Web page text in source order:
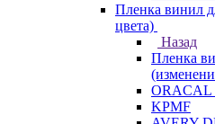
Пленка винил
цвета)
Назад
Пленка
ORACAL
KPMF